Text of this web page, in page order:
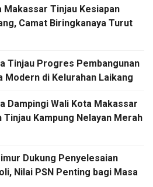
Makassar Tinjau Kesiapan
Camat Biringkanaya Turut
Tinjau Progres Pembangunan
Modern di Kelurahan Laikang
Dampingi Wali Kota Makassar
Tinjau Kampung Nelayan Merah
Dukung Penyelesaian
Nilai PSN Penting bagi Masa